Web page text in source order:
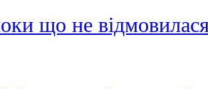
що не відмовилася